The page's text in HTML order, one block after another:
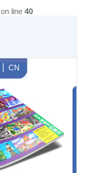
on line 40
CN